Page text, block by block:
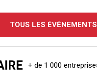
TOUS LES ÉVÈNEMENTS